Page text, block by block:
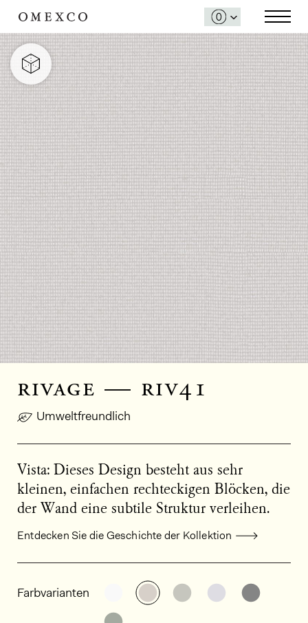
rivage — riv41
Umweltfreundlich
Vista: Dieses Design besteht aus sehr
kleinen, einfachen rechteckigen Blöcken, die
der Wand eine subtile Struktur verleihen.
Entdecken Sie die Geschichte der Kollektion
Allgemeine Produktinformationen
Farbvarianten Weitere Varianten entdecken:
Weitere Varianten
Weitere Varianten
Weitere